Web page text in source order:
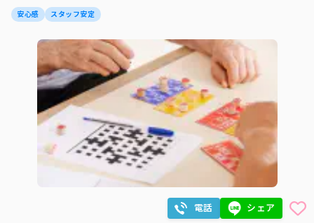
安心感 スタッフ安定
電話 シェア